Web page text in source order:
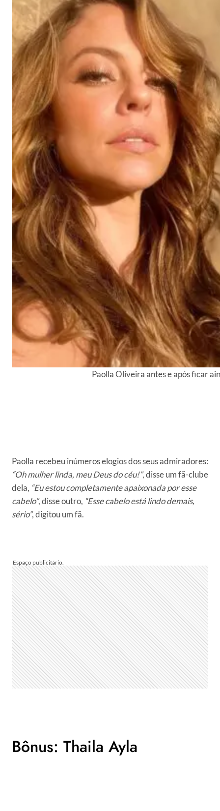
Paolla Oliveira antes e após ficar
Paolla recebeu inúmeros elogios dos seus admiradores:
“Oh mulher linda, meu Deus do céu!”, disse um fã-clube
dela, “Eu estou completamente apaixonada por esse
cabelo”, disse outro, “Esse cabelo está lindo demais,
sério”, digitou um fã.
Bônus: Thaila Ayla